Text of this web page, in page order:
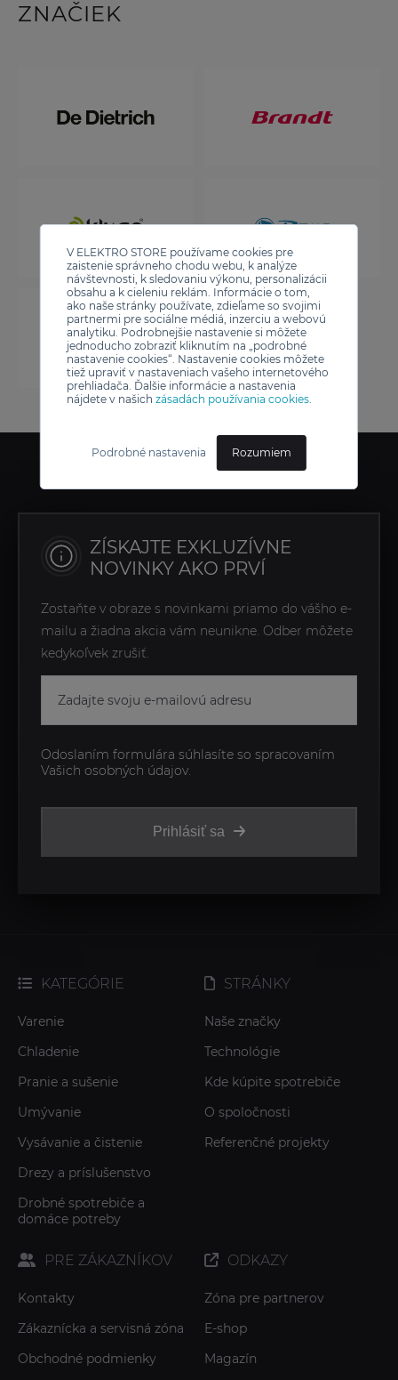
V ELEKTRO STORE používame cookies pre
zaistenie správneho chodu webu, k analýze
návštevnosti, k sledovaniu výkonu, personalizácii
obsahu a k cieleniu reklám. Informácie o tom,
ako naše stránky používate, zdieľame so svojimi
partnermi pre sociálne médiá, inzerciu a webovú
analytiku. Podrobnejšie nastavenie si môžete
jednoducho zobraziť kliknutím na „podrobné
nastavenie cookies“. Nastavenie cookies môžete
tiež upraviť v nastaveniach vašeho internetového
prehliadača. Ďalšie informácie a nastavenia
nájdete v našich zásadách používania cookies.
Podrobné nastavenia Rozumiem
ZNAČIEK
ZÍSKAJTE EXKLUZÍVNE
NOVINKY AKO PRVÍ
Zostaňte v obraze s novinkami priamo do vášho e-
mailu a žiadna akcia vám neunikne. Odber môžete
kedykoľvek zrušiť.
Prihlásiť sa
Odoslaním formulára súhlasíte so spracovaním
Vašich osobných údajov.
KATEGÓRIE
Varenie
Chladenie
Pranie a sušenie
Umývanie
Vysávanie a čistenie
Drezy a príslušenstvo
Drobné spotrebiče a
domáce potreby
STRÁNKY
Naše značky
Technológie
Kde kúpite spotrebiče
O spoločnosti
Referenčné projekty
PRE ZÁKAZNÍKOV
Kontakty
Zákaznícka a servisná zóna
Obchodné podmienky
ODKAZY
Zóna pre partnerov
E-shop
Magazín